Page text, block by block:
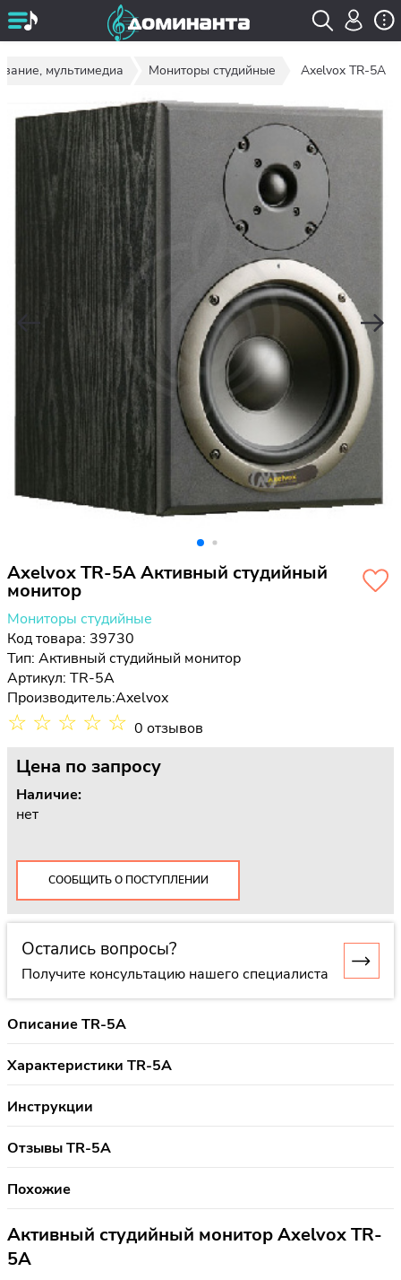
мультимедиа Мониторы студийные Axelvox TR-5A
Axelvox TR-5A Активный студийный
монитор
Мониторы студийные
Код товара: 39730
Тип: Активный студийный монитор
Артикул: TR-5A
Производитель:Axelvox
☆ ☆ ☆ ☆ ☆ 0 отзывов
Цена по запросу
Наличие:
нет
СООБЩИТЬ О ПОСТУПЛЕНИИ
Остались вопросы?
Получите консультацию нашего специалиста
Описание TR-5A
Характеристики TR-5A
Инструкции
Отзывы TR-5A
Похожие
Активный студийный монитор Axelvox TR-
5A